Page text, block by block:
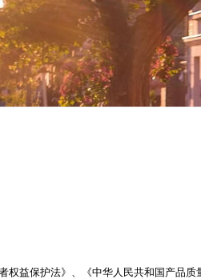
权益保护法》、《中华人民共和国产品